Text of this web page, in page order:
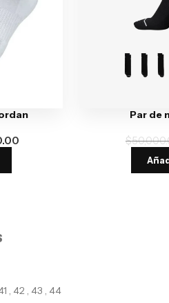
Par de
$
, 42 , 43 , 44